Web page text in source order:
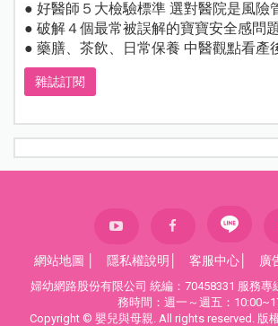
● 好醫師５大檢驗標準 選對醫院是風險
● 破解４個最常被誤解的寶寶安全感問題
● 藥膳、茶飲、日常保養 中醫觀點看產
雜誌訂閱
網站地圖 隱私權說明 客服中心 廣
婦幼網路股份有限公司 統編：70458331 服務專
務時間：週一～週五：
Copyright © 嬰兒與母親. All rights reserved. 版